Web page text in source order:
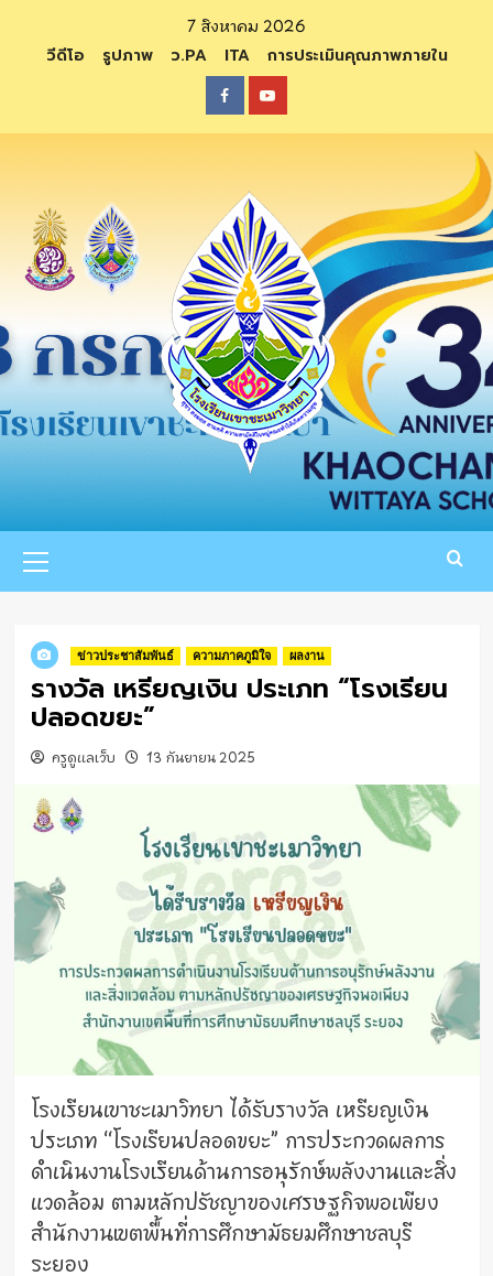
content
7 สิงหาคม 2026
วีดีโอ รูปภาพ ว.PA ITA การประเมินคุณภาพภายใน
FacebookYoutube
Menu
ข่าวประชาสัมพันธ์ ความภาคภูมิใจ ผลงาน
รางวัล เหรียญเงิน ประเภท “โรงเรียน
ปลอดขยะ”
ครูดูแลเว็บ 13 กันยายน 2025
โรงเรียนเขาชะเมาวิทยา ได้รับรางวัล เหรียญเงิน
ประเภท “โรงเรียนปลอดขยะ” การประกวดผลการ
ดำเนินงานโรงเรียนด้านการอนุรักษ์พลังงานและสิ่ง
แวดล้อม ตามหลักปรัชญาของเศรษฐกิจพอเพียง
สำนักงานเขตพื้นที่การศึกษามัธยมศึกษาชลบุรี
ระยอง